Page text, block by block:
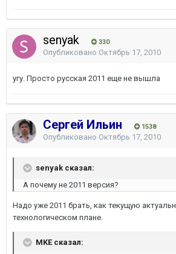
senyak 330
Опубликовано Октябрь 17, 2010
угу. Просто русская 2011 еще не вышла
Сергей Ильин 1538
Опубликовано Октябрь 17, 2010
senyak сказал:
А почему не 2011 версия?
Надо уже 2011 брать, как текущую
технологическом плане.
MKE сказал: